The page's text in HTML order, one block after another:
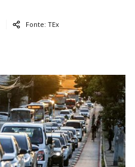
Fonte: TEx